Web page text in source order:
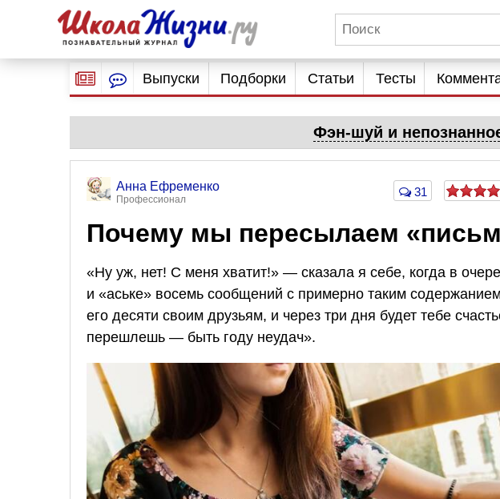
Выпуски Подборки Статьи Тесты
Фэн-шуй и
Анна Ефременко
Профессионал
31
Почему мы пересылаем
«Ну уж, нет! С меня хватит!» — сказала я себе, когда в
и «аське» восемь сообщений с примерно таким
его десяти своим друзьям, и через три дня будет тебе
перешлешь — быть году неудач».